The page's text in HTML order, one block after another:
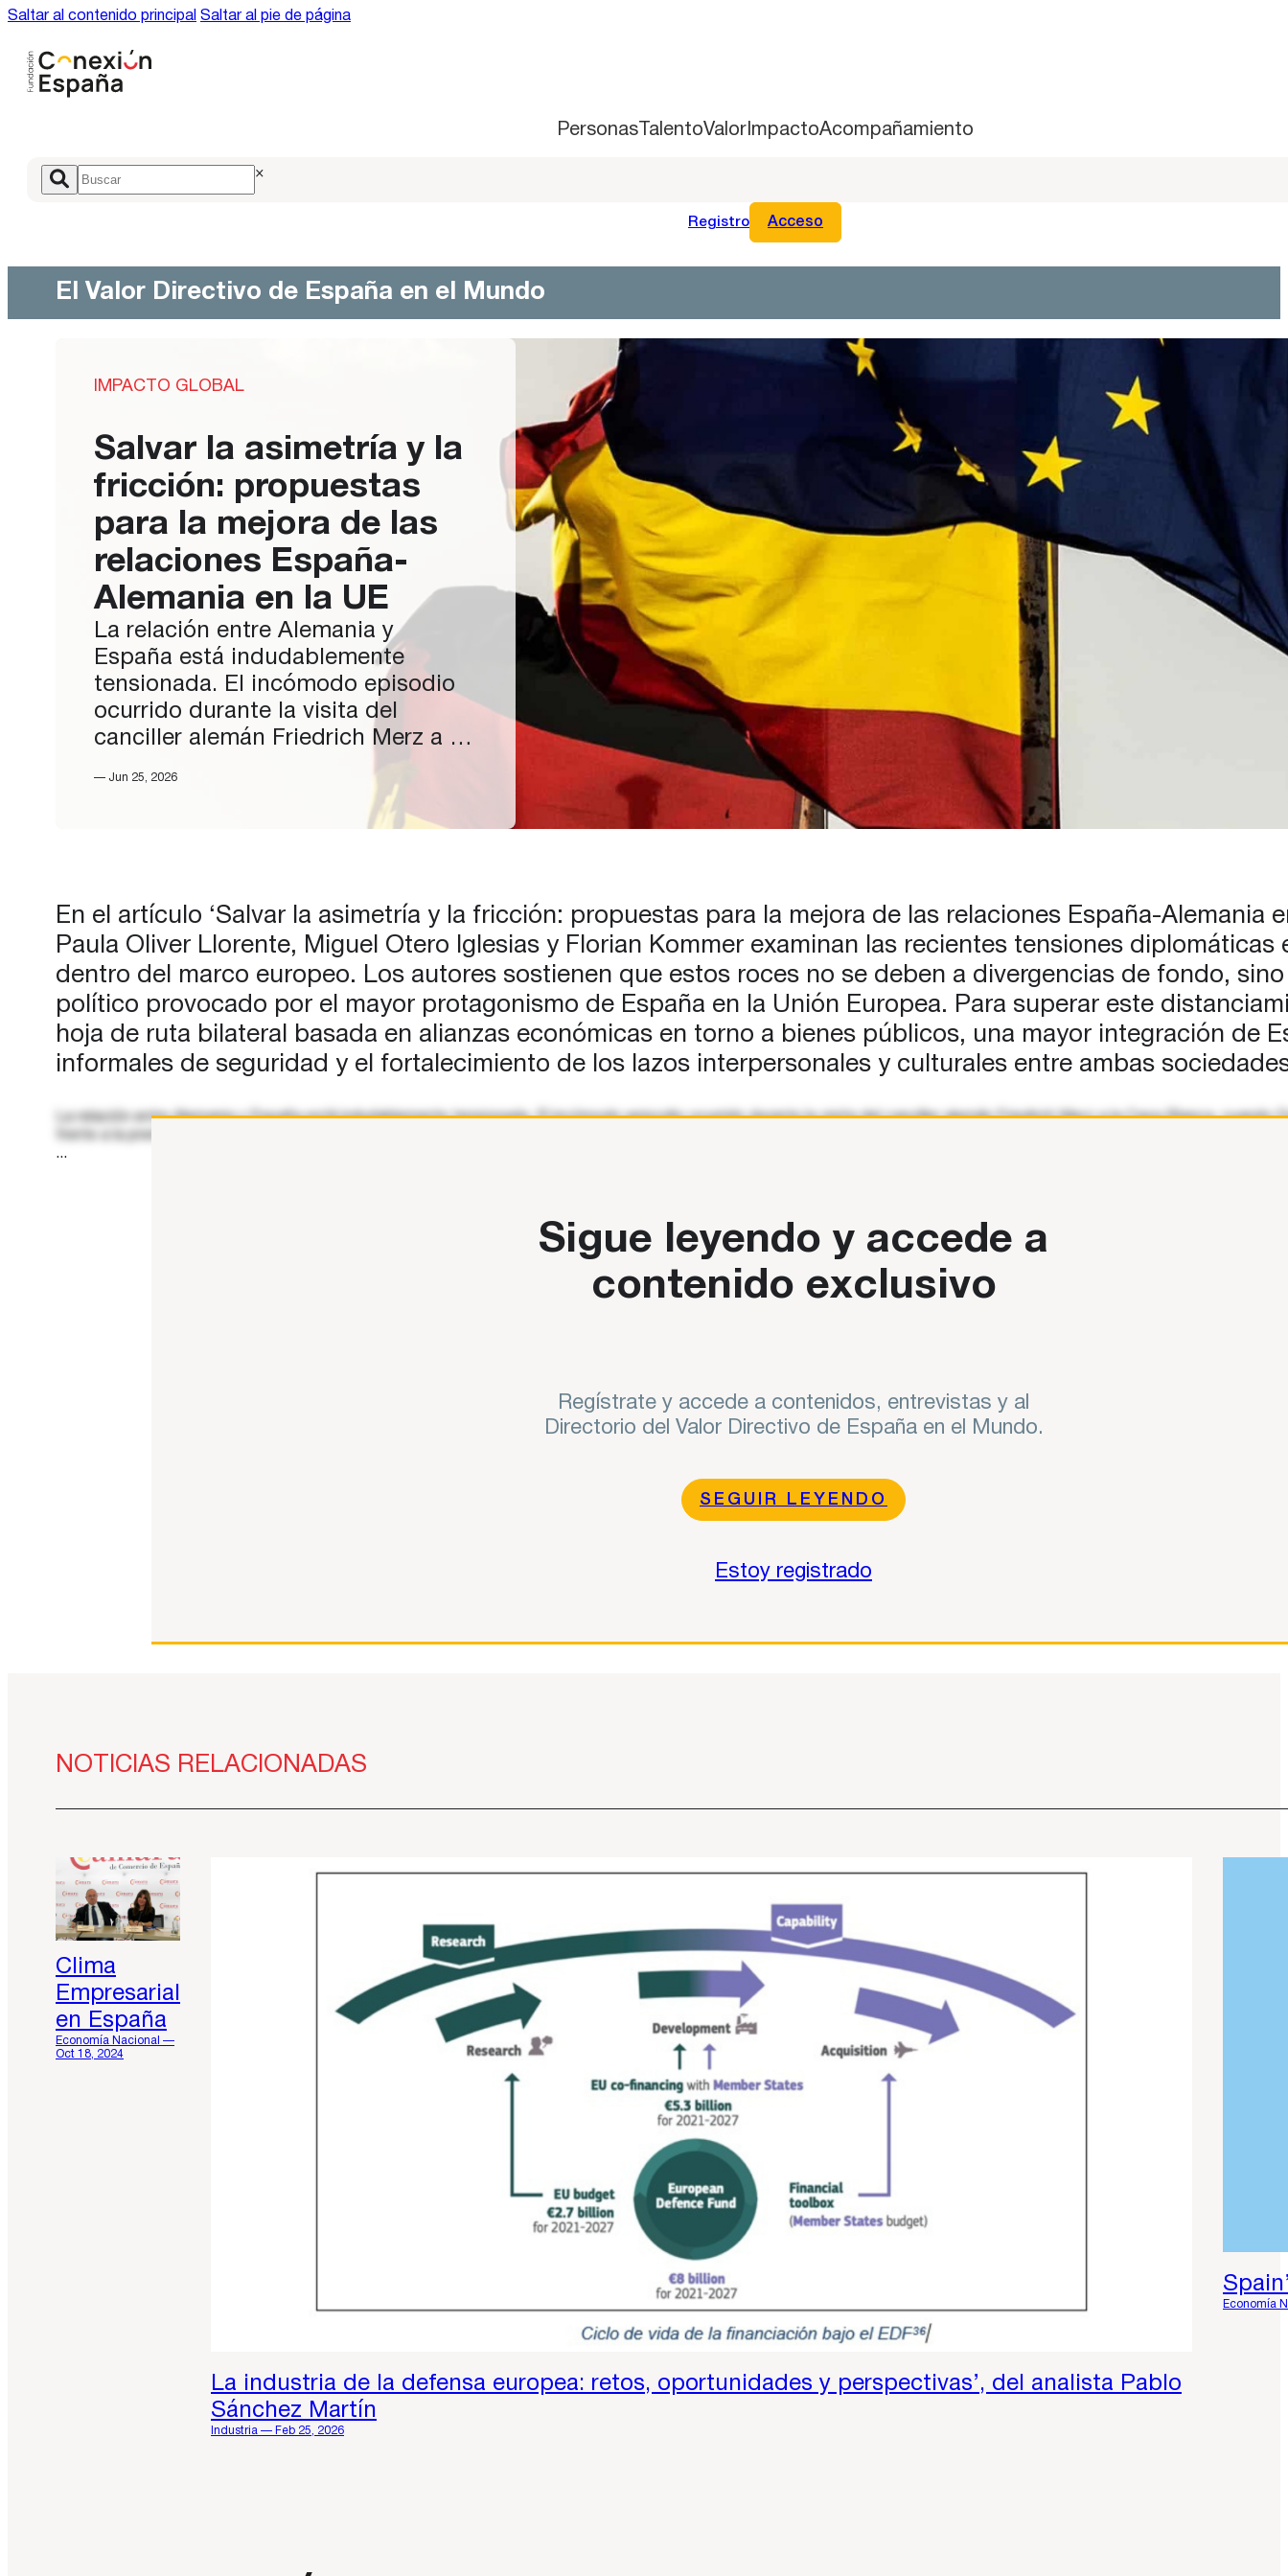
Saltar al contenido principal Saltar al pie de página
PersonasTalentoValorImpactoAcompañamiento
×
Registro Acceso
El Valor Directivo de España en el Mundo
IMPACTO GLOBAL
Salvar la asimetría y la
fricción: propuestas
para la mejora de las
relaciones España-
Alemania en la UE
La relación entre Alemania y
España está indudablemente
tensionada. El incómodo episodio
ocurrido durante la visita del
canciller alemán Friedrich Merz a la
reprendió a España frente a la
prensa ante el silencio de Merz,
razones para la asincronía son,…
— Jun 25, 2026
En el artículo ‘Salvar la asimetría y la fricción: propuestas para la mejora de las relaciones España-Alemania
Paula Oliver Llorente, Miguel Otero Iglesias y Florian Kommer examinan las recientes tensiones diplomáticas
dentro del marco europeo. Los autores sostienen que estos roces no se deben a divergencias de fondo,
político provocado por el mayor protagonismo de España en la Unión Europea. Para superar este
hoja de ruta bilateral basada en alianzas económicas en torno a bienes públicos, una mayor integración de
informales de seguridad y el fortalecimiento de los lazos interpersonales y culturales entre ambas
La relación entre Alemania y España está indudablemente tensionada. El incómodo episodio ocurrido durante la visita del canciller alemán Friedrich Merz a la Casa Blanca, cuando
...
Sigue leyendo y accede a
contenido exclusivo
Regístrate y accede a contenidos, entrevistas y al
Directorio del Valor Directivo de España en el Mundo.
SEGUIR LEYENDO
Estoy registrado
NOTICIAS RELACIONADAS
Clima
Empresarial
en España
Economía Nacional —
Oct 18, 2024
La industria de la defensa europea: retos, oportunidades y perspectivas’, del analista Pablo
Sánchez Martín
Industria — Feb 25, 2026
Economía